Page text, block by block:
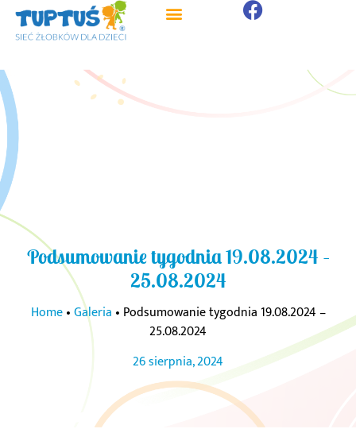
Podsumowanie tygodnia 19.08.2024 –
25.08.2024
Home•Galeria • Podsumowanie tygodnia 19.08.2024 –
25.08.2024
26 sierpnia, 2024